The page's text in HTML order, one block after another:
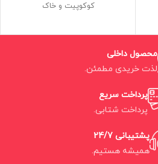
کوکوپیت و خاک
محصول داخلی
لذت خریدی مطمئن.
پرداخت سریع
پرداخت شتابی.
پشتیبانی 24/7
همیشه هستیم.